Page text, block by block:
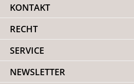
KONTAKT
RECHT
SERVICE
NEWSLETTER